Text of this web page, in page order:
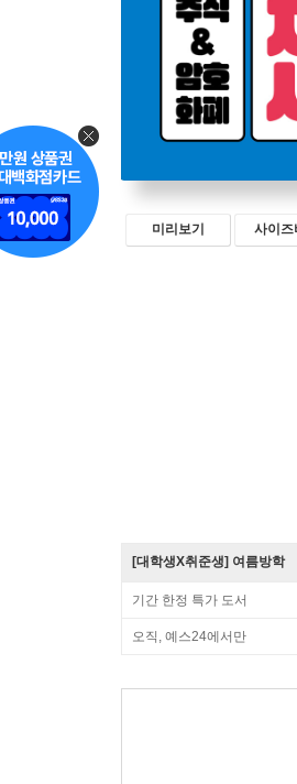
미리보기 사이즈
[대학생X취준생] 여름방학
기간 한정 특가 도서
오직, 예스24에서만